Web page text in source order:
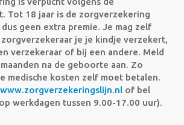
Tot 18 jaar is de zorgverzekering
geen extra premie. Je mag zelf
je je kindje verzekert,
verzekeraar of bij een andere. Meld
na de geboorte aan. Zo
medische kosten zelf moet betalen.
www.zorgverzekeringslijn.nlof bel
werkdagen tussen 9.00-17.00 uur).